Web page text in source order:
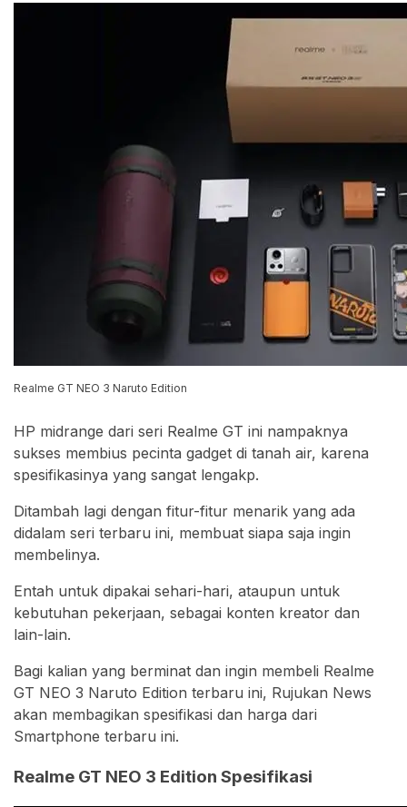
Realme GT NEO 3 Naruto Edition
HP midrange dari seri Realme GT ini nampaknya
sukses membius pecinta gadget di tanah air, karena
spesifikasinya yang sangat lengakp.
Ditambah lagi dengan fitur-fitur menarik yang ada
didalam seri terbaru ini, membuat siapa saja ingin
membelinya.
Entah untuk dipakai sehari-hari, ataupun untuk
kebutuhan pekerjaan, sebagai konten kreator dan
lain-lain.
Bagi kalian yang berminat dan ingin membeli Realme
GT NEO 3 Naruto Edition terbaru ini, Rujukan News
akan membagikan spesifikasi dan harga dari
Smartphone terbaru ini.
Realme GT NEO 3 Edition Spesifikasi